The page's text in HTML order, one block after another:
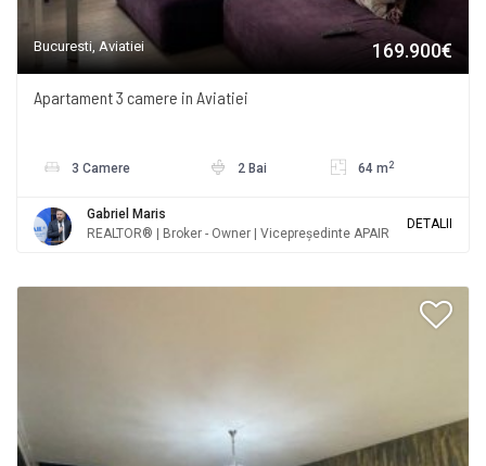
Bucuresti, Aviatiei 169.900€
Apartament 3 camere in Aviatiei
3 Camere 2 Bai 64 m 2
Gabriel Maris
REALTOR® | Broker - Owner | Vicepreședinte APAIR
DETALII